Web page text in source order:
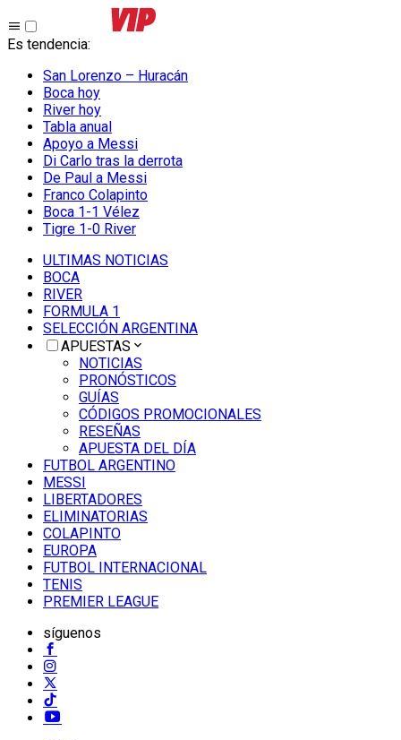
Es tendencia:
San Lorenzo – Huracán
Boca hoy
River hoy
Tabla anual
Apoyo a Messi
Di Carlo tras la derrota
De Paul a Messi
Franco Colapinto
Boca 1-1 Vélez
Tigre 1-0 River
ULTIMAS NOTICIAS
BOCA
RIVER
FORMULA 1
SELECCIÓN ARGENTINA
APUESTAS
NOTICIAS
PRONÓSTICOS
GUÍAS
CÓDIGOS PROMOCIONALES
RESEÑAS
APUESTA DEL DÍA
FUTBOL ARGENTINO
MESSI
LIBERTADORES
ELIMINATORIAS
COLAPINTO
EUROPA
FUTBOL INTERNACIONAL
TENIS
PREMIER LEAGUE
síguenos